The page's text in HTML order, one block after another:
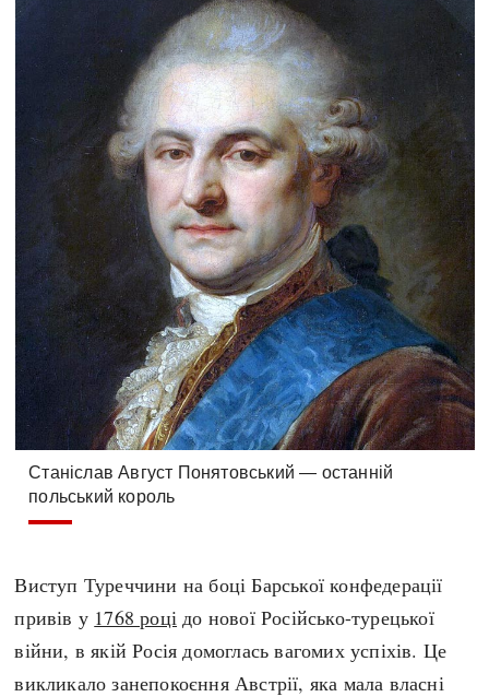
Станіслав Август Понятовський — останній
польський король
Виступ Туреччини на боці Барської конфедерації
привів у 1768 році до нової Російсько-турецької
війни, в якій Росія домоглась вагомих успіхів. Це
викликало занепокоєння Австрії, яка мала власні